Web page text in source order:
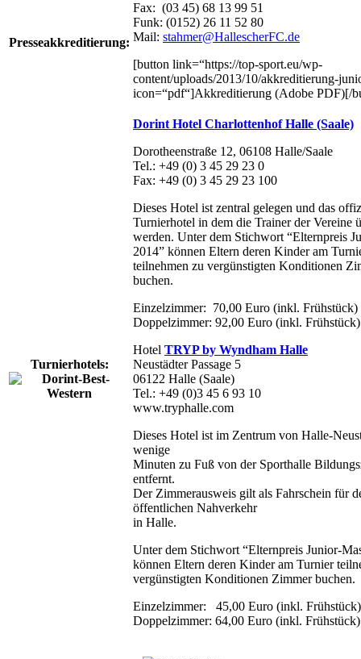
Presseakkreditierung:
Fax: (03 45) 68 13 99 51
Funk: (0152) 26 11 52 80
Mail: stahmer@HallescherFC.de
[button link=“https://top-sport.eu/wp-
content/uploads/2013/10/akkreditierung-
icon=“pdf“]Akkreditierung (Adobe PDF)[/
Turnierhotels:
Dorint Hotel Charlottenhof Halle (Saale)
Dorotheenstraße 12, 06108 Halle/Saale
Tel.: +49 (0) 3 45 29 23 0
Fax: +49 (0) 3 45 29 23 100
Dieses Hotel ist zentral gelegen und das
Turnierhotel in dem die Trainer der Vereine
werden. Unter dem Stichwort “Elternpreis
2014” können Eltern deren Kinder am
teilnehmen zu vergünstigten Konditionen
buchen.
Einzelzimmer: 70,00 Euro (inkl. Frühstück)
Doppelzimmer: 92,00 Euro (inkl. Frühstück)
Hotel TRYP by Wyndham Halle
Neustädter Passage 5
06122 Halle (Saale)
Tel.: +49 (0)3 45 6 93 10
www.tryphalle.com
Dieses Hotel ist im Zentrum von Halle-
wenige
Minuten zu Fuß von der Sporthalle
entfernt.
Der Zimmerausweis gilt als Fahrschein für
öffentlichen Nahverkehr
in Halle.
Unter dem Stichwort “Elternpreis Junior-
können Eltern deren Kinder am Turnier
vergünstigten Konditionen Zimmer buchen.
Einzelzimmer: 45,00 Euro (inkl. Frühstück)
Doppelzimmer: 64,00 Euro (inkl. Frühstück)